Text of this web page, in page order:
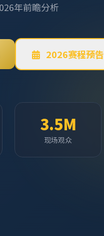
年前瞻分析
2026赛程预告
3.5M
现场观众